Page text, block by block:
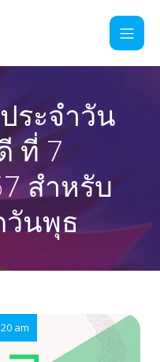
ระจำวัน
ที่ 7
สำหรับ
วันพุธ
am